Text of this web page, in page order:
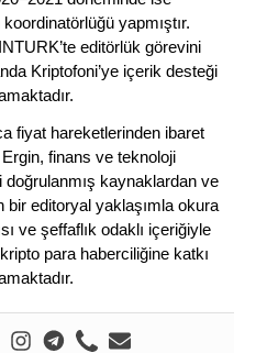
yapmıştır.
editörlük görevini
Kriptofoni’ye içerik desteği
fiyat hareketlerinden ibaret
Ergin, finans ve teknoloji
kaynaklardan ve
editoryal yaklaşımla okura
ve şeffaflık odaklı içeriğiyle
para haberciliğine katkı